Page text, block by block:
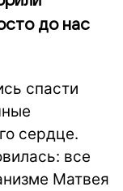
до нас
спасти
сердце.
все
Матвея